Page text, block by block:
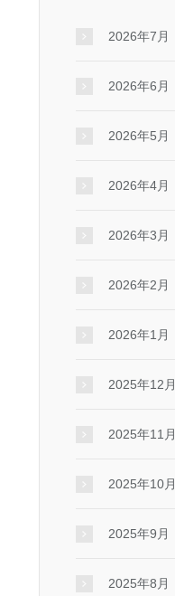
2026年7月
2026年6月
2026年5月
2026年4月
2026年3月
2026年2月
2026年1月
2025年12月
2025年11月
2025年10月
2025年9月
2025年8月